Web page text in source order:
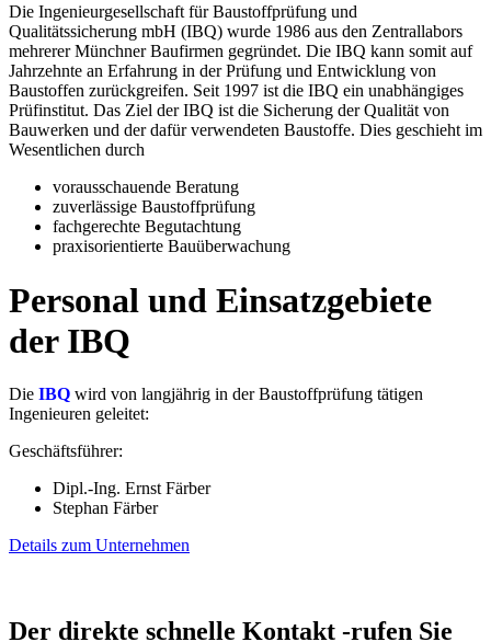
Die Ingenieurgesellschaft für Baustoffprüfung und
Qualitätssicherung mbH (IBQ) wurde 1986 aus den Zentrallabors
mehrerer Münchner Baufirmen gegründet. Die IBQ kann somit auf
Jahrzehnte an Erfahrung in der Prüfung und Entwicklung von
Baustoffen zurückgreifen. Seit 1997 ist die IBQ ein unabhängiges
Prüfinstitut. Das Ziel der IBQ ist die Sicherung der Qualität von
Bauwerken und der dafür verwendeten Baustoffe. Dies geschieht im
Wesentlichen durch
vorausschauende Beratung
zuverlässige Baustoffprüfung
fachgerechte Begutachtung
praxisorientierte Bauüberwachung
Personal und Einsatzgebiete
der IBQ
Die IBQ wird von langjährig in der Baustoffprüfung tätigen
Ingenieuren geleitet:
Geschäftsführer:
Dipl.-Ing. Ernst Färber
Stephan Färber
Details zum Unternehmen
Der direkte schnelle Kontakt -rufen Sie